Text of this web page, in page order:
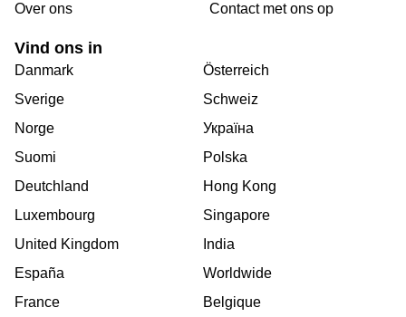
Over ons
Сontact met ons op
Vind ons in
Danmark
Sverige
Norge
Suomi
Deutchland
Luxembourg
United Kingdom
España
France
Österreich
Schweiz
Україна
Polska
Hong Kong
Singapore
India
Worldwide
Belgique